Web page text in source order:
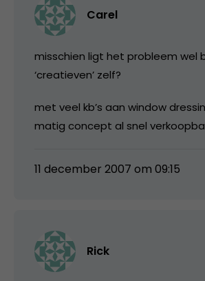
Carel
misschien ligt het probleem wel
‘creatieven’ zelf?
met veel kb’s aan window
matig concept al snel
11 december 2007 om 09:15
Rick